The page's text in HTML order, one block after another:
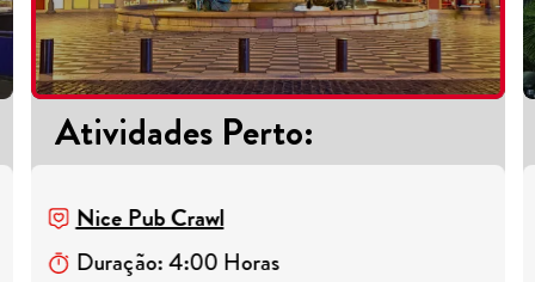
Atividades Perto:
Nice Pub Crawl
Duração:4:00 Horas